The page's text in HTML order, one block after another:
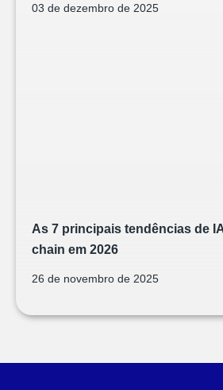
03 de dezembro de 2025
As 7 principais tendências de
chain em 2026
26 de novembro de 2025